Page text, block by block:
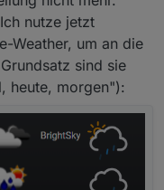
nutze jetzt
Weather, um an die
sind sie
heute, morgen"):